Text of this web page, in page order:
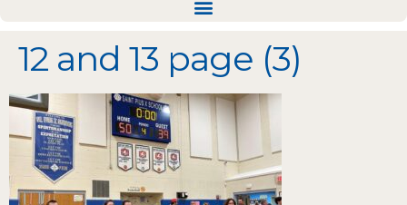
12 and 13 page (3)